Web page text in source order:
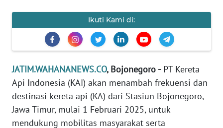
Ikuti Kami di:
JATIM.WAHANANEWS.CO, Bojonegoro -PT Kereta
Api Indonesia (KAI) akan menambah frekuensi dan
destinasi kereta api (KA) dari Stasiun Bojonegoro,
Jawa Timur, mulai 1 Februari 2025, untuk
mendukung mobilitas masyarakat serta
TENTANG
KAMI
PEDOMAN